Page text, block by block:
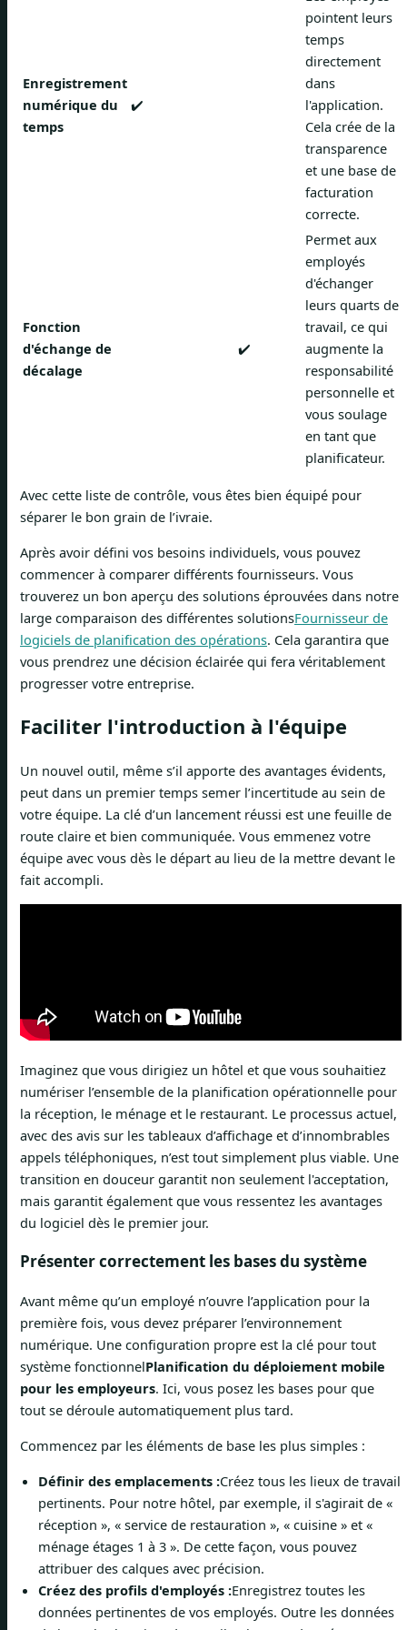
Enregistrement
numérique du
temps
✔️
pointent leurs
temps
directement
dans
l'application.
Cela crée de la
transparence
et une base de
facturation
correcte.
Fonction
d'échange de
décalage
✔️
Permet aux
employés
d'échanger
leurs quarts de
travail, ce qui
augmente la
responsabilité
personnelle et
vous soulage
en tant que
planificateur.
Avec cette liste de contrôle, vous êtes bien équipé pour
séparer le bon grain de l’ivraie.
Après avoir défini vos besoins individuels, vous pouvez
commencer à comparer différents fournisseurs. Vous
trouverez un bon aperçu des solutions éprouvées dans notre
large comparaison des différentes solutionsFournisseur de
logiciels de planification des opérations. Cela garantira que
vous prendrez une décision éclairée qui fera véritablement
progresser votre entreprise.
Faciliter l'introduction à l'équipe
Un nouvel outil, même s’il apporte des avantages évidents,
peut dans un premier temps semer l’incertitude au sein de
votre équipe. La clé d’un lancement réussi est une feuille de
route claire et bien communiquée. Vous emmenez votre
équipe avec vous dès le départ au lieu de la mettre devant le
fait accompli.
Imaginez que vous dirigiez un hôtel et que vous souhaitiez
numériser l’ensemble de la planification opérationnelle pour
la réception, le ménage et le restaurant. Le processus actuel,
avec des avis sur les tableaux d’affichage et d’innombrables
appels téléphoniques, n’est tout simplement plus viable. Une
transition en douceur garantit non seulement l'acceptation,
mais garantit également que vous ressentez les avantages
du logiciel dès le premier jour.
Présenter correctement les bases du système
Avant même qu’un employé n’ouvre l’application pour la
première fois, vous devez préparer l’environnement
numérique. Une configuration propre est la clé pour tout
système fonctionnelPlanification du déploiement mobile
pour les employeurs. Ici, vous posez les bases pour que
tout se déroule automatiquement plus tard.
Commencez par les éléments de base les plus simples :
Définir des emplacements :Créez tous les lieux de travail
pertinents. Pour notre hôtel, par exemple, il s'agirait de «
réception », « service de restauration », « cuisine » et «
ménage étages 1 à 3 ». De cette façon, vous pouvez
attribuer des calques avec précision.
Créez des profils d'employés :Enregistrez toutes les
données pertinentes de vos employés. Outre les données